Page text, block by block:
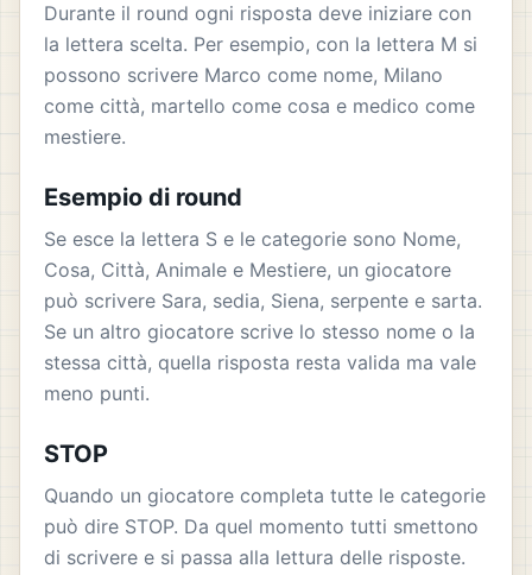
Durante il round ogni risposta deve iniziare con
la lettera scelta. Per esempio, con la lettera M si
possono scrivere Marco come nome, Milano
come città, martello come cosa e medico come
mestiere.
Esempio di round
Se esce la lettera S e le categorie sono Nome,
Cosa, Città, Animale e Mestiere, un giocatore
può scrivere Sara, sedia, Siena, serpente e sarta.
Se un altro giocatore scrive lo stesso nome o la
stessa città, quella risposta resta valida ma vale
meno punti.
STOP
Quando un giocatore completa tutte le categorie
può dire STOP. Da quel momento tutti smettono
di scrivere e si passa alla lettura delle risposte.